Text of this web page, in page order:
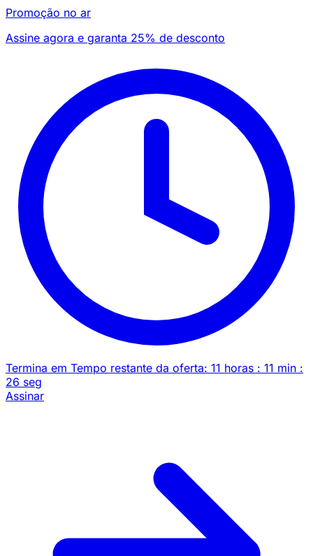
Promoção no ar
Assine agora e garanta 25% de desconto
Termina em Tempo restante da oferta: 11 horas : 11 min :
26 seg
Assinar